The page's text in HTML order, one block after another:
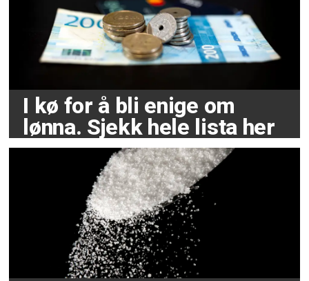
I kø for å bli enige om
lønna. Sjekk hele lista her